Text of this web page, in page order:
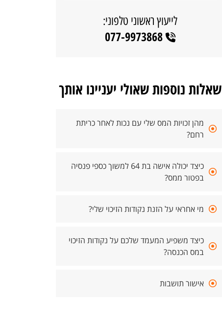
לייעוץ ראשוני טלפוני:
077-9973868
שאלות נוספות שאולי יעניינו אותך
מהן זכויות המס שלי עם נכות לאחר כריתת
רחם?
כיצד יכולה אישה בת 64 למשוך כספי פנסיה
בפטור ממס?
מי אחראי על הזנת נקודות הזיכוי שלי?
כיצד משפיע המעמד שלכם על נקודות הזיכוי
במס הכנסה?
אישור תושבות